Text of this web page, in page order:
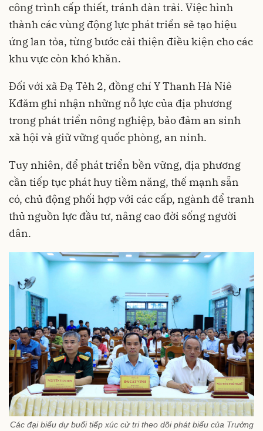
công trình cấp thiết, tránh dàn trải. Việc hình
thành các vùng động lực phát triển sẽ tạo hiệu
ứng lan tỏa, từng bước cải thiện điều kiện cho các
khu vực còn khó khăn.
Đối với xã Đạ Tẻh 2, đồng chí Y Thanh Hà Niê
Kđăm ghi nhận những nỗ lực của địa phương
trong phát triển nông nghiệp, bảo đảm an sinh
xã hội và giữ vững quốc phòng, an ninh.
Tuy nhiên, để phát triển bền vững, địa phương
cần tiếp tục phát huy tiềm năng, thế mạnh sẵn
có, chủ động phối hợp với các cấp, ngành để tranh
thủ nguồn lực đầu tư, nâng cao đời sống người
dân.
Các đại biểu dự buổi tiếp xúc cử tri theo dõi phát biểu của Trưởng